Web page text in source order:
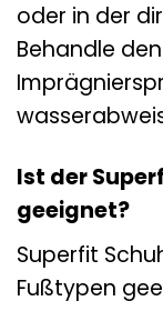
oder in der
Behandle
Ist der
geeignet?
Superfit
Fußtypen